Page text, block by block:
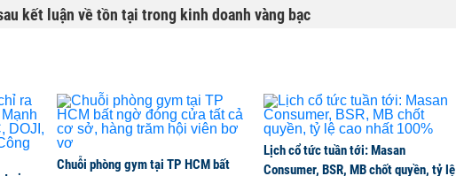
kết luận về tồn tại trong kinh doanh vàng bạc
Chuỗi phòng gym tại TP HCM bất
Lịch cổ tức tuần tới: Masan
Consumer, BSR, MB chốt quyền, tỷ lệ